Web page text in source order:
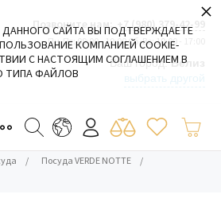
Позвоните нам: +7 (980) 379-42-99
Пн-Пт: 09:00 - 19:00 Сб-Вс: 10:00 - 17:00
Ваш город:Белиз
/ Посуда VERDE NOTTE
/
САЙТА ВЫ ПОДТВЕРЖДАЕТЕ
КОМПАНИЕЙ COOKIE-
С НАСТОЯЩИМ СОГЛАШЕНИЕМ В
ТИПА ФАЙЛОВ
×